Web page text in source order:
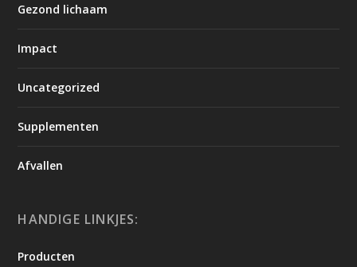
Gezond lichaam
Impact
Uncategorized
Supplementen
Afvallen
HANDIGE LINKJES:
Producten